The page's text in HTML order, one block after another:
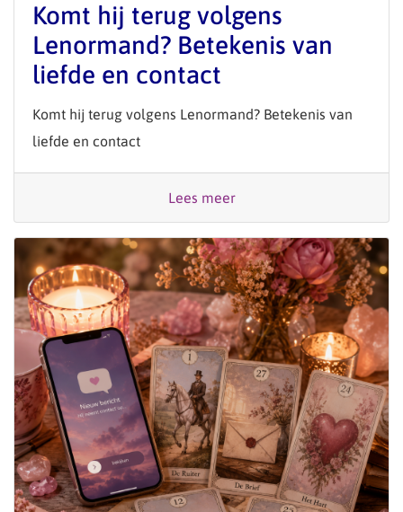
Komt hij terug volgens
Lenormand? Betekenis van
liefde en contact
Komt hij terug volgens Lenormand? Betekenis van
liefde en contact
Lees meer